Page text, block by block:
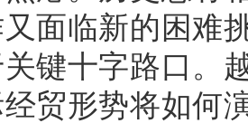
面临新的困难
键十字路口。
贸形势将如何